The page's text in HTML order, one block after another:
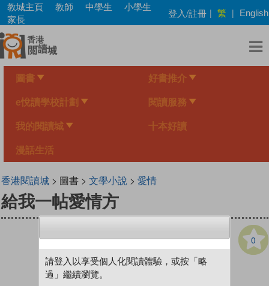
Skip
main
content
教城主頁 教師 中學生
小學生
家長
登入/註冊 | 繁 | English
圖書 好書推介
e悅讀學校計劃 閱讀服務
我的閱讀城 十本好讀
漫話生活
香港閱讀城> 圖書 > 文學小說 > 愛情
給我一帖愛情方
0
請登入以享受個人化閱讀體驗，或按「略
過」繼續瀏覽。